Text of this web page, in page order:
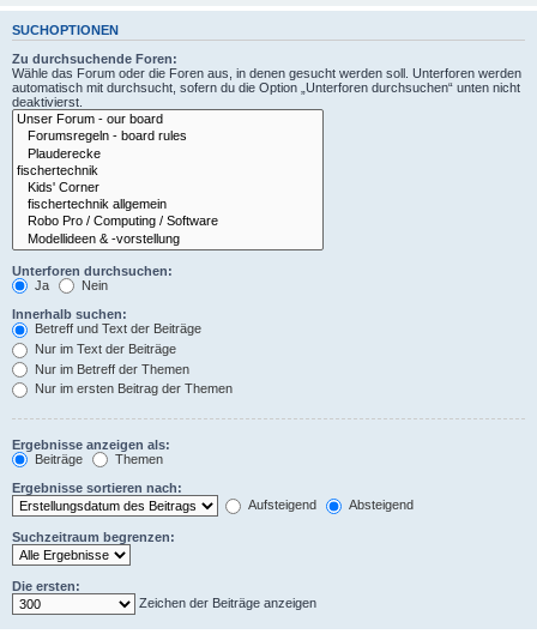
SUCHOPTIONEN
Zu durchsuchende Foren:
Wähle das Forum oder die Foren aus, in denen gesucht werden soll. Unterforen werden
automatisch mit durchsucht, sofern du die Option „Unterforen durchsuchen“ unten nicht
deaktivierst.
Unterforen durchsuchen:
Ja
Nein
Innerhalb suchen:
Betreff und Text der Beiträge
Nur im Text der Beiträge
Nur im Betreff der Themen
Nur im ersten Beitrag der Themen
Ergebnisse anzeigen als:
Beiträge
Themen
Ergebnisse sortieren nach:
Aufsteigend
Absteigend
Suchzeitraum begrenzen:
Die ersten:
Zeichen der Beiträge anzeigen